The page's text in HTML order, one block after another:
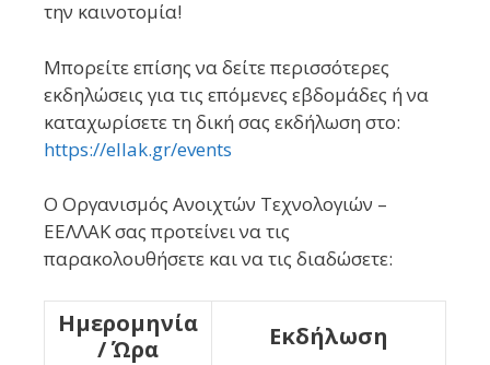
την καινοτομία!
Μπορείτε επίσης να δείτε περισσότερες
εκδηλώσεις για τις επόμενες εβδομάδες ή να
καταχωρίσετε τη δική σας εκδήλωση στο:
https://ellak.gr/events
Ο Οργανισμός Ανοιχτών Τεχνολογιών –
ΕΕΛΛΑΚ σας προτείνει να τις
παρακολουθήσετε και να τις διαδώσετε:
Ημερομηνία
/ Ώρα
Εκδήλωση